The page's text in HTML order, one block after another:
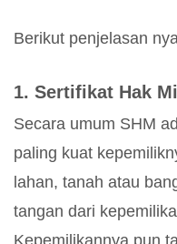
Berikut penjelasan
1. Sertifikat Hak
Secara umum SHM
paling kuat
lahan, tanah atau
tangan dari
Kepemilikannya pun